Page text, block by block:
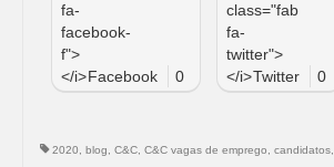
fa-
facebook-
f">
</i>Facebook 0
class="fab
fa-
twitter">
</i>Twitter 0
2020, blog, C&C, C&C vagas de emprego, candidatos,